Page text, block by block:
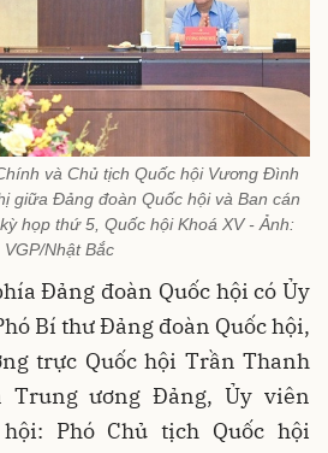
và Chủ tịch Quốc hội Vương Đình
giữa Đảng đoàn Quốc hội và Ban cán
họp thứ 5, Quốc hội Khoá XV - Ảnh:
VGP/Nhật Bắc
Đảng đoàn Quốc hội có Ủy
Bí thư Đảng đoàn Quốc hội,
trực Quốc hội Trần Thanh
Trung ương Đảng, Ủy viên
Phó Chủ tịch Quốc hội